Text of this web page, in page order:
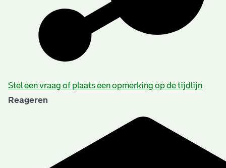
Stel een vraag of plaats een opmerking op de tijdlijn
Reageren